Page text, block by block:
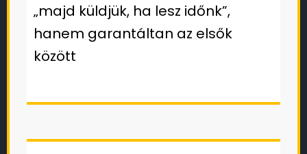
„majd küldjük, ha lesz időnk”,
hanem garantáltan az elsők
között